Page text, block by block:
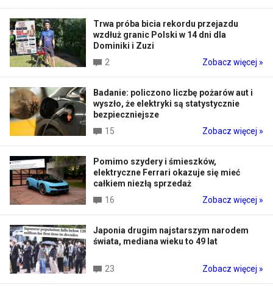
Trwa próba bicia rekordu przejazdu
wzdłuż granic Polski w 14 dni dla
Dominiki i Zuzi
2
Zobacz więcej »
Badanie: policzono liczbę pożarów aut i
wyszło, że elektryki są statystycznie
bezpieczniejsze
15
Zobacz więcej »
Pomimo szydery i śmieszków,
elektryczne Ferrari okazuje się mieć
całkiem niezłą sprzedaż
16
Zobacz więcej »
Japonia drugim najstarszym narodem
świata, mediana wieku to 49 lat
23 Zobacz więcej »